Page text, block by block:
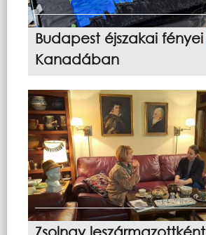
Budapest éjszakai fényei
Kanadában
Zsolnay leszármazottként